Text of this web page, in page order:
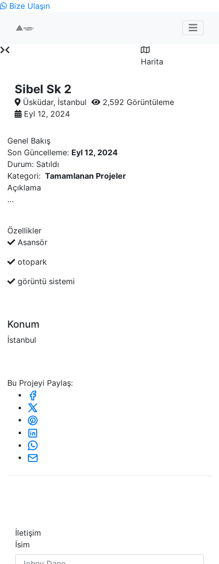
Bize Ulaşın
Harita
Sibel Sk 2
Üsküdar, İstanbul
2,592 Görüntüleme
Eyl 12, 2024
Genel Bakış
Son Güncelleme: Eyl 12, 2024
Durum: Satıldı
Kategori: Tamamlanan Projeler
Açıklama
…
Özellikler
Asansör
otopark
görüntü sistemi
Konum
İstanbul
Bu Projeyi Paylaş:
İletişim
İsim